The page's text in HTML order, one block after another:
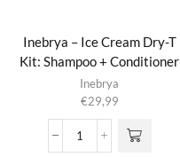
Inebrya – Ice Cream Dry-T
Kit: Shampoo + Conditioner
Inebrya
€29,99
Inebrya